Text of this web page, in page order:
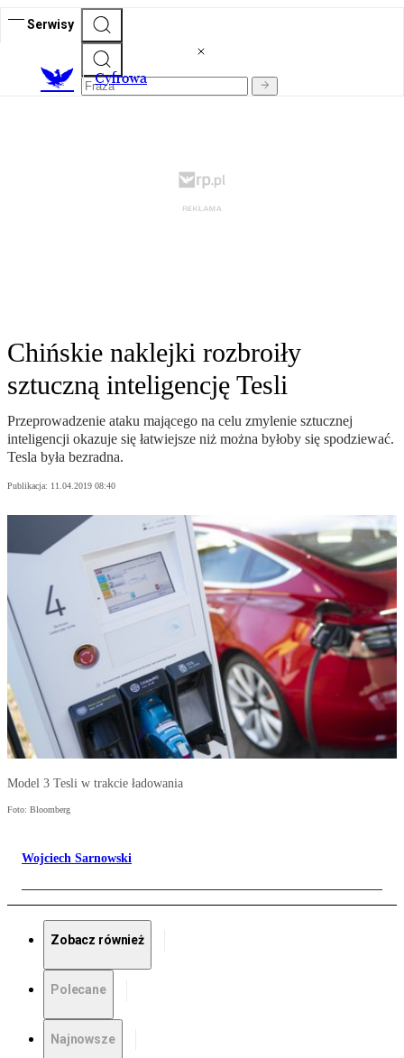
Serwisy
Cyfrowa
Chińskie naklejki rozbroiły
sztuczną inteligencję Tesli
Przeprowadzenie ataku mającego na celu zmylenie sztucznej
inteligencji okazuje się łatwiejsze niż można byłoby się spodziewać.
Tesla była bezradna.
Publikacja: 11.04.2019 08:40
Model 3 Tesli w trakcie ładowania
Foto: Bloomberg
Wojciech Sarnowski
Zobacz również
Polecane
Najnowsze